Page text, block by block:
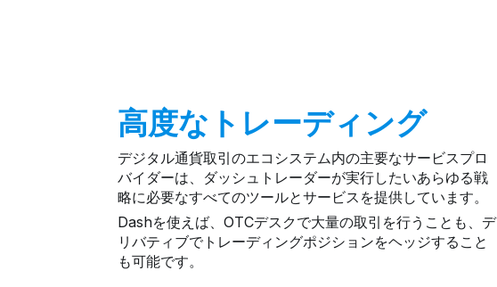
高度なトレーディング
デジタル通貨取引のエコシステム内の主要なサービスプロ
バイダーは、ダッシュトレーダーが実行したいあらゆる戦
略に必要なすべてのツールとサービスを提供しています。
Dashを使えば、OTCデスクで大量の取引を行うことも、デ
リバティブでトレーディングポジションをヘッジすること
も可能です。